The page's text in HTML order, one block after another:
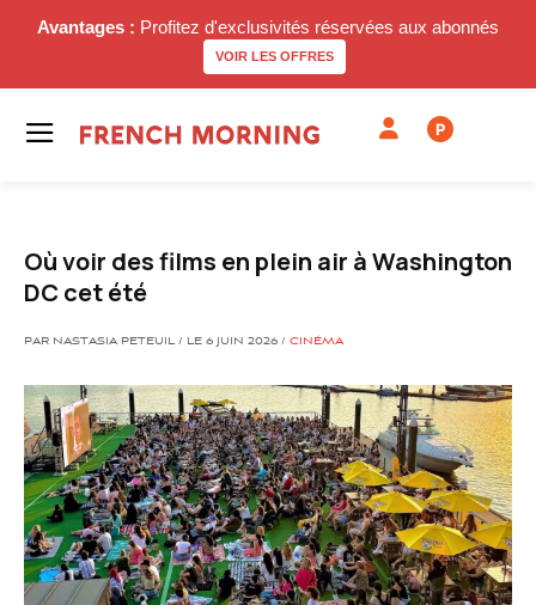
Avantages : Profitez d'exclusivités réservées aux abonnés
VOIR LES OFFRES
P
Où voir des films en plein air à Washington
DC cet été
PAR NASTASIA PETEUIL / LE 6 JUIN 2026 / CINÉMA